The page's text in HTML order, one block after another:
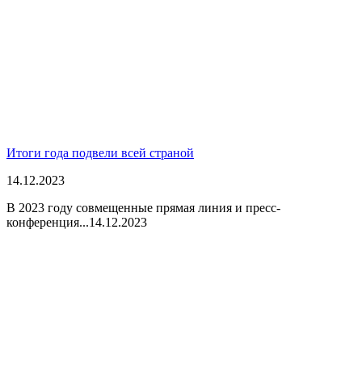
Итоги года подвели всей страной
14.12.2023
В 2023 году совмещенные прямая линия и пресс-
конференция...14.12.2023